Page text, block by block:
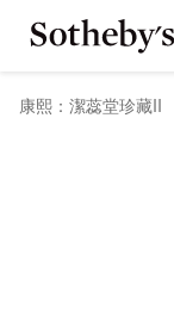
康熙：潔蕊堂珍藏II